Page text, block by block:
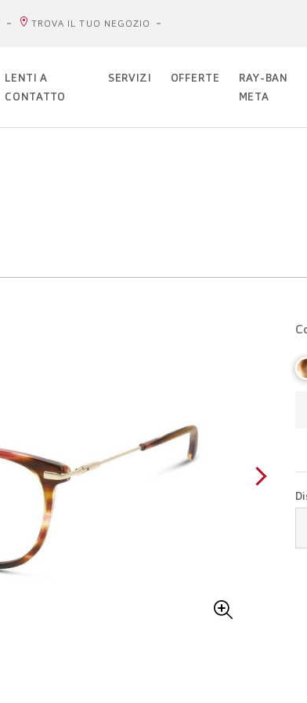
TROVA IL TUO NEGOZIO
LENTI A
CONTATTO
SERVIZI OFFERTE
RAY-BAN
META